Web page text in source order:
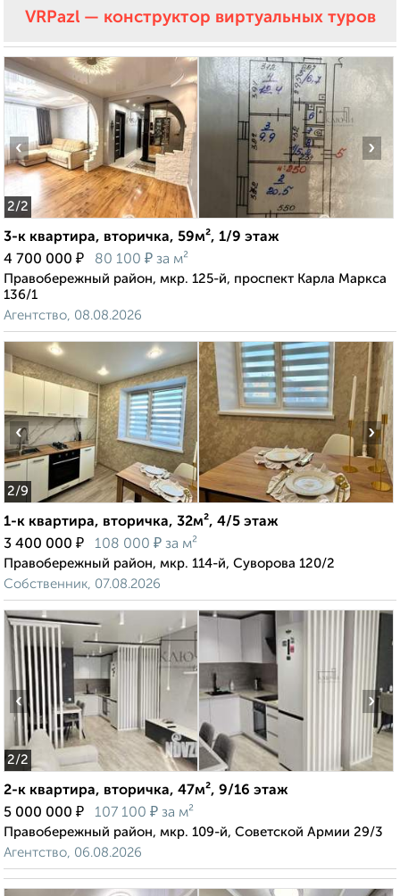
VRPazl — конструктор виртуальных туров
2/2
‹ ›
3-к квартира, вторичка, 59м², 1/9 этаж
4 700 000 ₽ 80 100 ₽ за м²
Правобережный район, мкр. 125-й, проспект Карла Маркса
136/1
Агентство, 08.08.2026
2/9
‹ ›
1-к квартира, вторичка, 32м², 4/5 этаж
3 400 000 ₽ 108 000 ₽ за м²
Правобережный район, мкр. 114-й, Суворова 120/2
Собственник, 07.08.2026
2/2
‹ ›
2-к квартира, вторичка, 47м², 9/16 этаж
5 000 000 ₽ 107 100 ₽ за м²
Правобережный район, мкр. 109-й, Советской Армии 29/3
Агентство, 06.08.2026